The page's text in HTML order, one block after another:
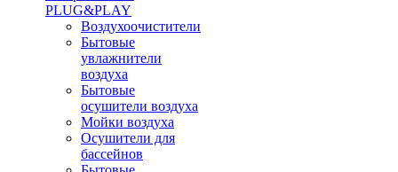
PLUG&PLAY
Воздухоочистители
Бытовые
увлажнители
воздуха
Бытовые
осушители воздуха
Мойки воздуха
Осушители для
бассейнов